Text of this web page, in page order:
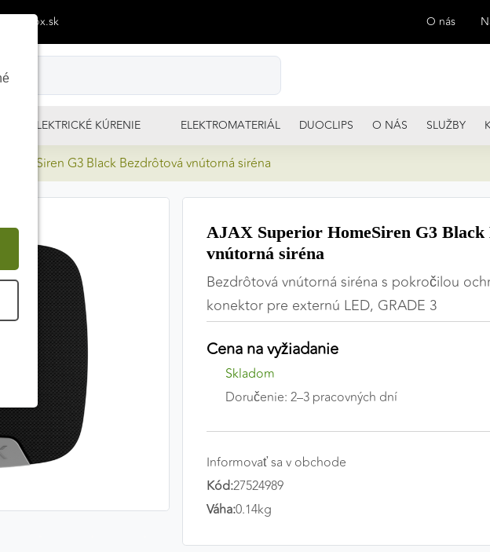
O nás
ELEKTRICKÉ KÚRENIE ELEKTROMATERIÁL DUOCLIPS O NÁS SLUŽBY
G3 Black Bezdrôtová vnútorná siréna
AJAX Superior HomeSiren G3 Black
vnútorná siréna
Bezdrôtová vnútorná siréna s pokročilou
konektor pre externú LED, GRADE 3
Cena na vyžiadanie
Skladom
Doručenie: 2–3 pracovných dní
Informovať sa v obchode
Kód:27524989
Váha:0.14kg